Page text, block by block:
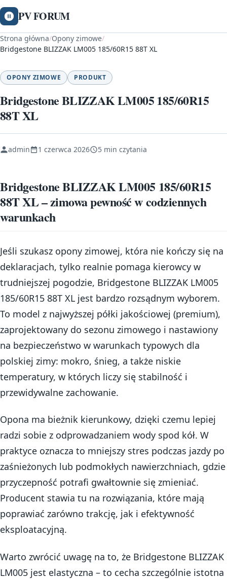
PV FORUM
Strona główna/Opony zimowe/
Bridgestone BLIZZAK LM005 185/60R15 88T XL
OPONY ZIMOWE PRODUKT
Bridgestone BLIZZAK LM005 185/60R15
88T XL
admin 1 czerwca 2026 5 min czytania
Bridgestone BLIZZAK LM005 185/60R15
88T XL – zimowa pewność w codziennych
warunkach
Jeśli szukasz opony zimowej, która nie kończy się na
deklaracjach, tylko realnie pomaga kierowcy w
trudniejszej pogodzie, Bridgestone BLIZZAK LM005
185/60R15 88T XL jest bardzo rozsądnym wyborem.
To model z najwyższej półki jakościowej (premium),
zaprojektowany do sezonu zimowego i nastawiony
na bezpieczeństwo w warunkach typowych dla
polskiej zimy: mokro, śnieg, a także niskie
temperatury, w których liczy się stabilność i
przewidywalne zachowanie.
Opona ma bieżnik kierunkowy, dzięki czemu lepiej
radzi sobie z odprowadzaniem wody spod kół. W
praktyce oznacza to mniejszy stres podczas jazdy po
zaśnieżonych lub podmokłych nawierzchniach, gdzie
przyczepność potrafi gwałtownie się zmieniać.
Producent stawia tu na rozwiązania, które mają
poprawiać zarówno trakcję, jak i efektywność
eksploatacyjną.
Warto zwrócić uwagę na to, że Bridgestone BLIZZAK
LM005 jest elastyczna – to cecha szczególnie istotna